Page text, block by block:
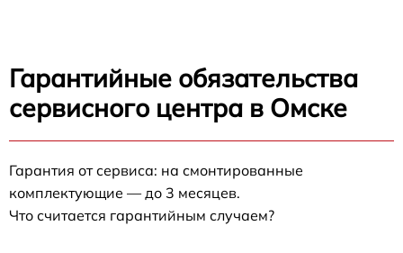
Гарантийные обязательства
сервисного центра в Омске
Гарантия от сервиса: на смонтированные
комплектующие — до 3 месяцев.
Что считается гарантийным случаем?